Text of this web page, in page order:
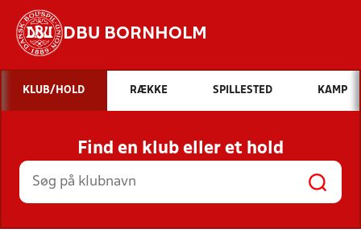
DBU BORNHOLM
Hvad vil du søge efter?
INDHOLD OG NYHEDER
STILLINGER, RESULTATER, KLUBBER OG
HOLD
KLUB/HOLD RÆKKE SPILLESTED KAMP
Find en klub eller et hold